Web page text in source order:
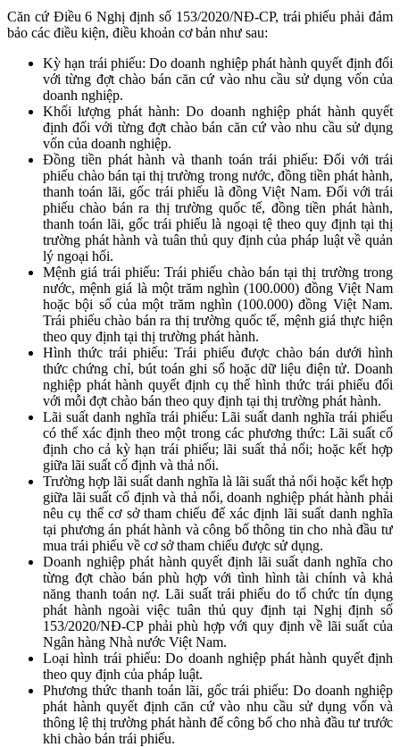
Căn cứ Điều 6 Nghị định số 153/2020/NĐ-CP, trái phiếu phải đảm
bảo các điều kiện, điều khoản cơ bản như sau:
Kỳ hạn trái phiếu: Do doanh nghiệp phát hành quyết định đối
với từng đợt chào bán căn cứ vào nhu cầu sử dụng vốn của
doanh nghiệp.
Khối lượng phát hành: Do doanh nghiệp phát hành quyết
định đối với từng đợt chào bán căn cứ vào nhu cầu sử dụng
vốn của doanh nghiệp.
Đồng tiền phát hành và thanh toán trái phiếu: Đối với trái
phiếu chào bán tại thị trường trong nước, đồng tiền phát hành,
thanh toán lãi, gốc trái phiếu là đồng Việt Nam. Đối với trái
phiếu chào bán ra thị trường quốc tế, đồng tiền phát hành,
thanh toán lãi, gốc trái phiếu là ngoại tệ theo quy định tại thị
trường phát hành và tuân thủ quy định của pháp luật về quản
lý ngoại hối.
Mệnh giá trái phiếu: Trái phiếu chào bán tại thị trường trong
nước, mệnh giá là một trăm nghìn (100.000) đồng Việt Nam
hoặc bội số của một trăm nghìn (100.000) đồng Việt Nam.
Trái phiếu chào bán ra thị trường quốc tế, mệnh giá thực hiện
theo quy định tại thị trường phát hành.
Hình thức trái phiếu: Trái phiếu được chào bán dưới hình
thức chứng chỉ, bút toán ghi sổ hoặc dữ liệu điện tử. Doanh
nghiệp phát hành quyết định cụ thể hình thức trái phiếu đối
với mỗi đợt chào bán theo quy định tại thị trường phát hành.
Lãi suất danh nghĩa trái phiếu: Lãi suất danh nghĩa trái phiếu
có thể xác định theo một trong các phương thức: Lãi suất cố
định cho cả kỳ hạn trái phiếu; lãi suất thả nổi; hoặc kết hợp
giữa lãi suất cố định và thả nổi.
Trường hợp lãi suất danh nghĩa là lãi suất thả nổi hoặc kết hợp
giữa lãi suất cố định và thả nổi, doanh nghiệp phát hành phải
nêu cụ thể cơ sở tham chiếu để xác định lãi suất danh nghĩa
tại phương án phát hành và công bố thông tin cho nhà đầu tư
mua trái phiếu về cơ sở tham chiếu được sử dụng.
Doanh nghiệp phát hành quyết định lãi suất danh nghĩa cho
từng đợt chào bán phù hợp với tình hình tài chính và khả
năng thanh toán nợ. Lãi suất trái phiếu do tổ chức tín dụng
phát hành ngoài việc tuân thủ quy định tại Nghị định số
153/2020/NĐ-CP phải phù hợp với quy định về lãi suất của
Ngân hàng Nhà nước Việt Nam.
Loại hình trái phiếu: Do doanh nghiệp phát hành quyết định
theo quy định của pháp luật.
Phương thức thanh toán lãi, gốc trái phiếu: Do doanh nghiệp
phát hành quyết định căn cứ vào nhu cầu sử dụng vốn và
thông lệ thị trường phát hành để công bố cho nhà đầu tư trước
khi chào bán trái phiếu.